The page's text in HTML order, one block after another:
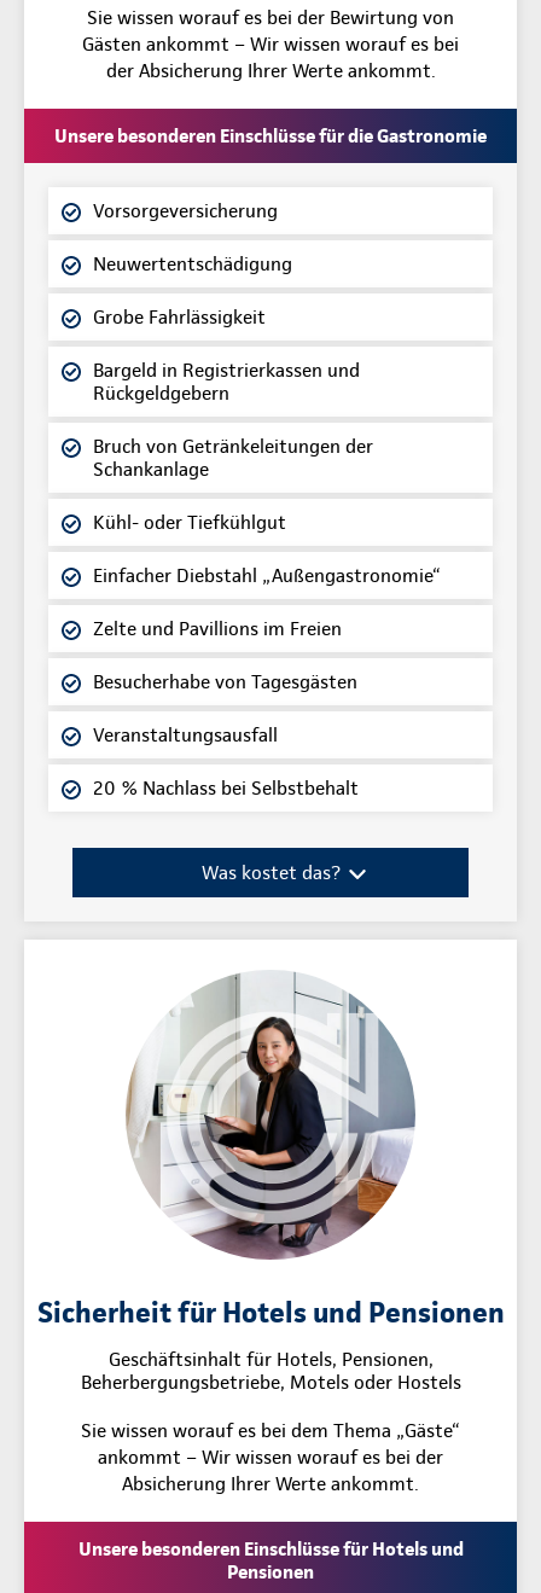
Sie wissen worauf es bei der Bewirtung von
Gästen ankommt – Wir wissen worauf es bei
der Absicherung Ihrer Werte ankommt.
Unsere besonderen Einschlüsse für die Gastronomie
Vorsorgeversicherung
Neuwertentschädigung
Grobe Fahrlässigkeit
Bargeld in Registrierkassen und
Rückgeldgebern
Bruch von Getränkeleitungen der
Schankanlage
Kühl- oder Tiefkühlgut
Einfacher Diebstahl „Außengastronomie“
Zelte und Pavillions im Freien
Besucherhabe von Tagesgästen
Veranstaltungsausfall
20 % Nachlass bei Selbstbehalt
Was kostet das?
Sicherheit für Hotels und Pensionen
Geschäftsinhalt für Hotels, Pensionen,
Beherbergungsbetriebe, Motels oder Hostels
Sie wissen worauf es bei dem Thema „Gäste“
ankommt – Wir wissen worauf es bei der
Absicherung Ihrer Werte ankommt.
Unsere besonderen Einschlüsse für Hotels und
Pensionen